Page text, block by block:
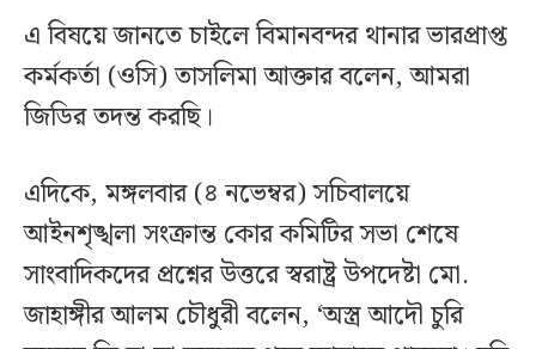
এ বিষয়ে জানতে চাইলে বিমানবন্দর থানার ভারপ্রাপ্ত
কর্মকর্তা (ওসি) তাসলিমা আক্তার বলেন, আমরা
জিডির তদন্ত করছি।
এদিকে, মঙ্গলবার (৪ নভেম্বর) সচিবালয়ে
আইনশৃঙ্খলা সংক্রান্ত কোর কমিটির সভা শেষে
সাংবাদিকদের প্রশ্নের উত্তরে স্বরাষ্ট্র উপদেষ্টা মো.
জাহাঙ্গীর আলম চৌধুরী বলেন, ‘অস্ত্র আদৌ চুরি